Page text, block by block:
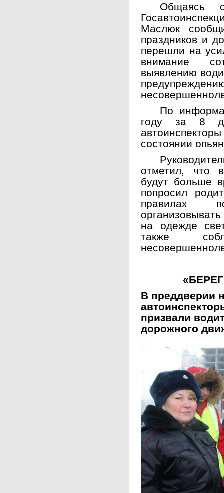
Общаясь
Маслюк
праздников и
перешли на
внимание
выявлению
По
году за 8
состоянии
отметил, что
будут больше
попросил
правилах
на одежде
также
В преддверии
призвали
дорожного